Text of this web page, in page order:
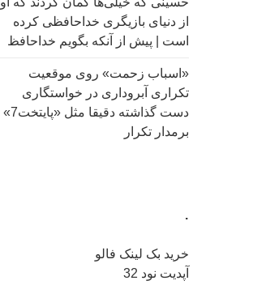
از دنیای بازیگری خداحافظی کرده
است | پیش از آنکه بگویم خداحافظ
«اسباب زحمت» روی موقعیت
تکراری آبروداری در خواستگاری
دست گذاشته دقیقا مثل «پایتخت7» |
برمدار تکرار
.
خرید بک لینک فالو
آپدیت نود 32